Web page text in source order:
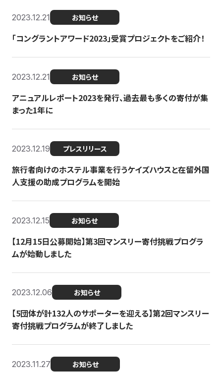
2023.12.21 お知らせ
「コングラントアワード2023」受賞プロジェクトをご紹介！
2023.12.21 お知らせ
アニュアルレポート2023を発行、過去最も多くの寄付が集
まった1年に
2023.12.19 プレスリリース
旅行者向けのホステル事業を行うケイズハウスと在留外国
人支援の助成プログラムを開始
2023.12.15 お知らせ
【12月15日公募開始】第3回マンスリー寄付挑戦プログラ
ムが始動しました
2023.12.06 お知らせ
【5団体が計132人のサポーターを迎える】第2回マンスリー
寄付挑戦プログラムが終了しました
2023.11.27 お知らせ